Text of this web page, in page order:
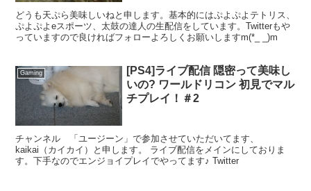
どうも天ぷら美味しいねと申します。基本的にはぷよぷよテトリス、
ぷよぷよeスポーツ、太鼓の達人の生配信をしています。Twitterもや
っていますので良ければフォローよろしくお願いしますm(*_ _)m
Gaming
[PS4]ライブ配信 隠密って美味し
いの? ワールドリコン 初見でマル
チプレイ！＃2
チャンネル 「ユージーン」で参加させていただいてます、
kaikai（カイカイ）と申します。 ライブ配信をメインにしておりま
す。下手なのでエンジョイプレイでやってます♪ Twitter